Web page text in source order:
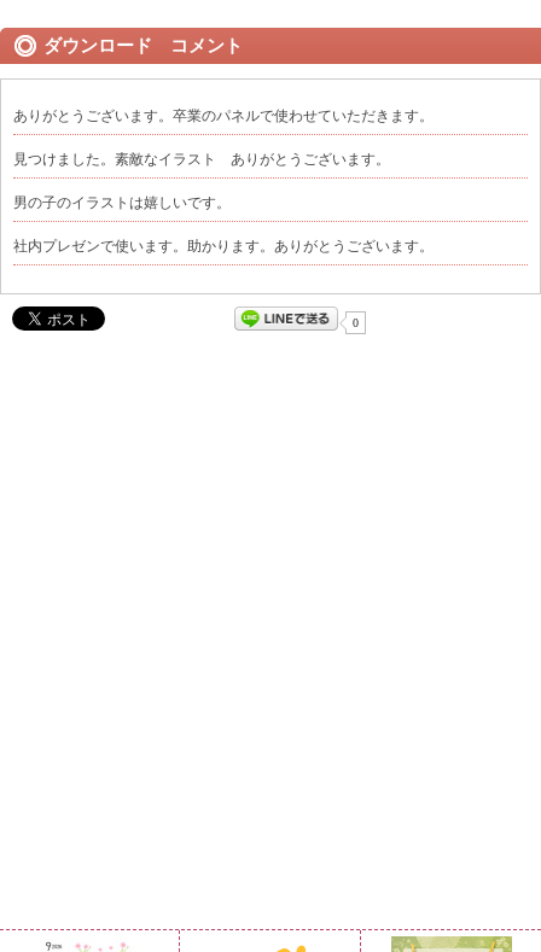
ダウンロード コメント
ありがとうございます。卒業のパネルで使わせていただきます。
見つけました。素敵なイラスト ありがとうございます。
男の子のイラストは嬉しいです。
社内プレゼンで使います。助かります。ありがとうございます。
0